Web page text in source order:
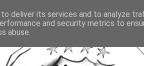
deliver its services and to analyze
and security metrics to
abuse.